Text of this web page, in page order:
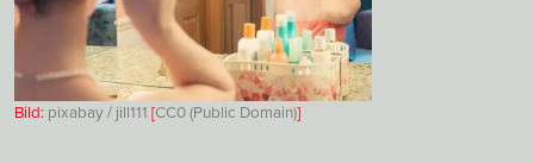
Bild: pixabay / jill111 [CC0 (Public Domain)]